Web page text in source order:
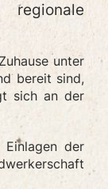
unter
bereit sind,
sich an der
der